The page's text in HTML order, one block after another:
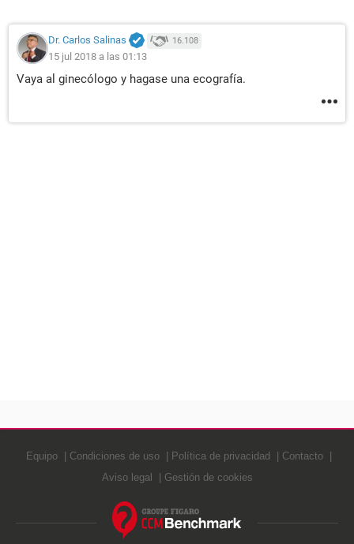
Dr. Carlos Salinas 16.108
15 jul 2018 a las 01:13
Vaya al ginecólogo y hagase una ecografía.
Equipo Condiciones de uso Política de privacidad
Contacto
Aviso legal
Gestión de cookies